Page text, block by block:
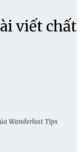
viết chất
Wanderlust Tips